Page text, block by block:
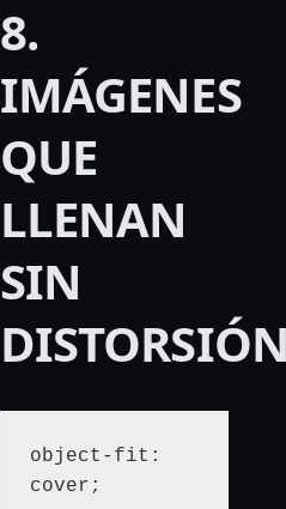
8.
IMÁGENES
QUE
LLENAN
SIN
object-fit:
cover;